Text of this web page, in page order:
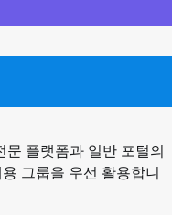
문 플랫폼과 일반 포털의
그룹을 우선 활용합니